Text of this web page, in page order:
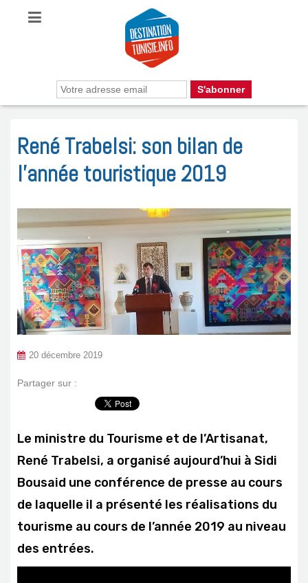
René Trabelsi: son bilan de
l’année touristique 2019
20 décembre 2019
Partager sur :
Le ministre du Tourisme et de l’Artisanat,
René Trabelsi, a organisé aujourd’hui à Sidi
Bousaid une conférence de presse au cours
de laquelle il a présenté les réalisations du
tourisme au cours de l’année 2019 au niveau
des entrées.